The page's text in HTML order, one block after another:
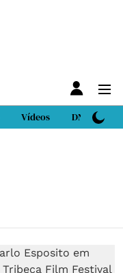
Vídeos DN Sport